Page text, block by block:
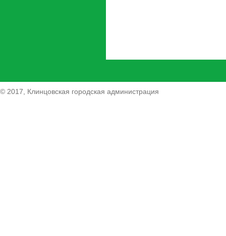
© 2017, Клинцовская городская администрация